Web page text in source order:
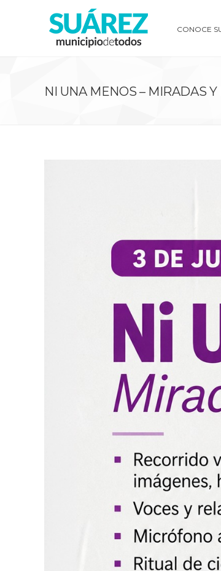
CONOCE
NI UNA MENOS – MIRADAS